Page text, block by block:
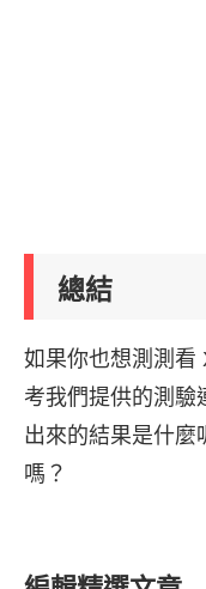
總結
如果你也想測測看
考我們提供的測驗
出來的結果是什麼
嗎？